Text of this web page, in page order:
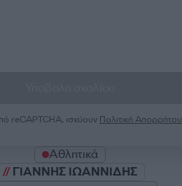
reCAPTCHA, ισχύουν Πολιτική Απορρήτου
Αθλητικά
ΓΙΑΝΝΗΣ ΙΩΑΝΝΙΔΗΣ